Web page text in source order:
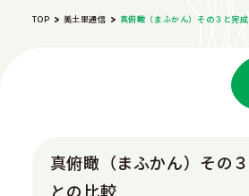
TOP 美土里通信 真俯瞰（まふかん）その３と完
真俯瞰（まふかん）その
との比較